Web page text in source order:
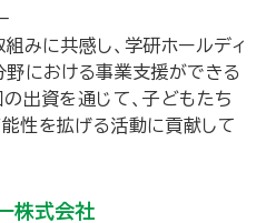
みに共感し、学研ホールディ
野における事業支援ができる
出資を通じて、子どもたち
性を拡げる活動に貢献して
株式会社